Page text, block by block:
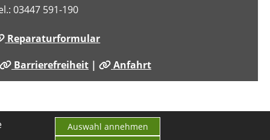
03447 591-190
Reparaturformular
Barrierefreiheit | Anfahrt
Auswahl annehmen